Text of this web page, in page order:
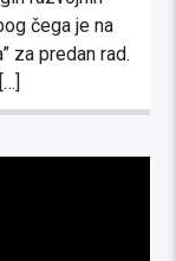
čega je na
za predan rad.